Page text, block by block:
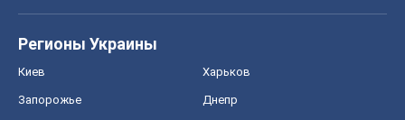
Регионы Украины
Киев Харьков
Запорожье Днепр